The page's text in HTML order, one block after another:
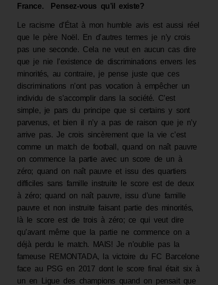
France. Pensez-vous qu’il existe?
Le racisme d’État à mon humble avis est aussi réel
que le père Noël. En d’autres termes je n’y crois
pas une seconde. Cela ne veut en aucun cas dire
que je nie l’existence de discriminations envers les
minorités, au contraire, je pense juste que ces
discriminations n’ont pas vocation à empêcher un
individu de s’accomplir dans la société. C’est
simple, je pars du principe que si certains y sont
parvenus, et bien il n’y a pas de raison que je n’y
arrive pas. Je crois sincèrement que la vie c’est
comme un match de football, quand on naît pauvre
on commence la partie avec un score de un à
zéro; quand on naît pauvre et issu des quartiers
difficiles sans famille instruite le score est de deux
à zéro; quand on naît pauvre, issu d’une famille
pauvre et non instruite faisant partie des minorités,
là le score est de trois à zéro; ce qui veut dire
qu’avant même que la partie ne commence on a
déjà perdu le match. MAIS! Je n’oublie pas la
fameuse REMONTADA, la victoire du FC Barcelone
face au PSG en 2017 dont le score final était six à
un en Ligue des champions quand on pensait que